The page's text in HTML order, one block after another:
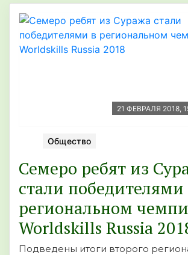
21 ФЕВРАЛЯ 2018,
Общество
Семеро ребят из
стали победителями
региональном
Worldskills Russia
Подведены итоги второго